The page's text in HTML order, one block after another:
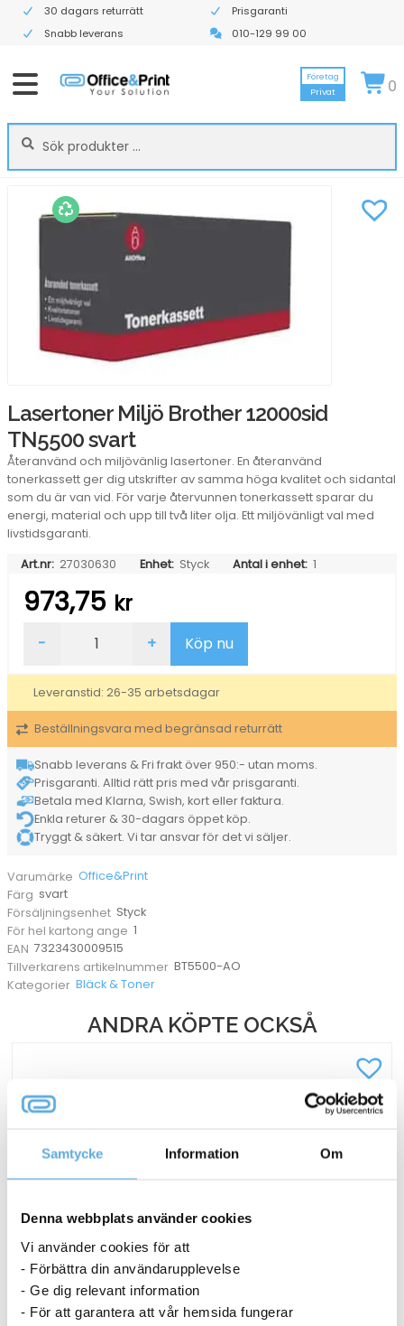
Samtycke Information Om
Denna webbplats använder cookies
Vi använder cookies för att
- Förbättra din användarupplevelse
- Ge dig relevant information
- För att garantera att vår hemsida fungerar
30 dagars returrätt
Prisgaranti
Snabb leverans
010-129 99 00
Sök
efter:
Sök
Företag
Privat
0
Lasertoner Miljö Brother 12000sid
TN5500 svart
Återanvänd och miljövänlig lasertoner. En återanvänd
tonerkassett ger dig utskrifter av samma höga kvalitet och sidantal
som du är van vid. För varje återvunnen tonerkassett sparar du
energi, material och upp till två liter olja. Ett miljövänligt val med
livstidsgaranti.
Art.nr: 27030630 Enhet: Styck Antal i enhet: 1
973,75 kr
Miljö
12000sid
TN5500
svart
mängd
- + Köp nu
Leveranstid: 26-35 arbetsdagar
Beställningsvara med begränsad returrätt
Snabb leverans & Fri frakt över 950:- utan moms.
Prisgaranti. Alltid rätt pris med vår prisgaranti.
Betala med Klarna, Swish, kort eller faktura.
Enkla returer & 30-dagars öppet köp.
Tryggt & säkert. Vi tar ansvar för det vi säljer.
Varumärke Office&Print
Färg svart
Försäljningsenhet Styck
För hel kartong ange 1
EAN 7323430009515
Tillverkarens artikelnummer BT5500-AO
Kategorier Bläck & Toner
ANDRA KÖPTE OCKSÅ